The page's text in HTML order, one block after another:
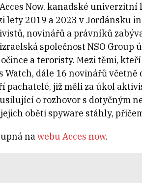
Now, kanadské
2019 a 2023 v Jordánsku
novinářů a právníků
společnost NSO Group
a teroristy. Mezi těmi,
Watch, dále 16 novinářů
pachatelé, již měli za úkol
o rozhovor s dotyčným
oběti spyware stáhly,
na webu Acces now.